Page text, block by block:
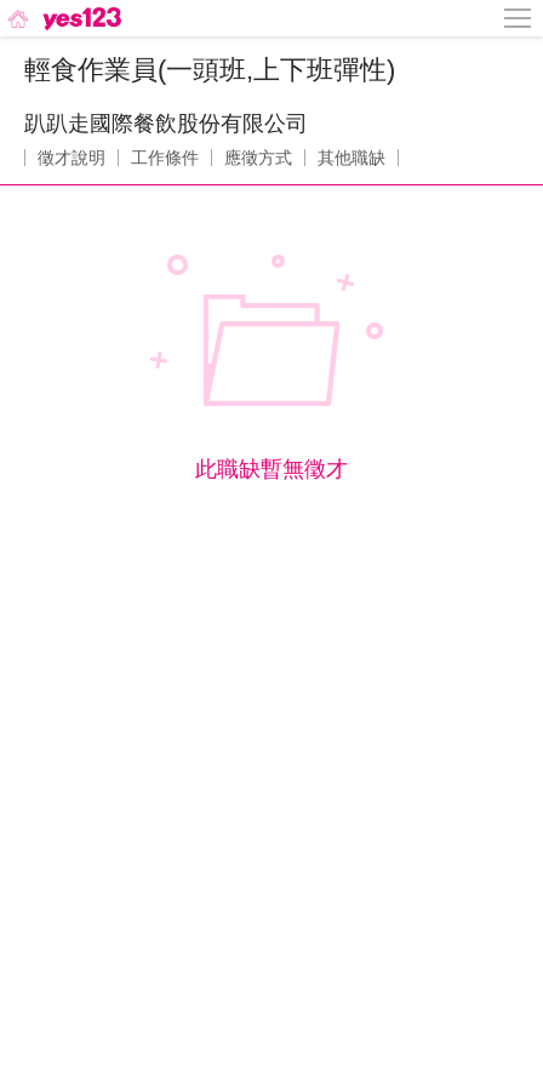
輕食作業員(一頭班,上下班彈性)
趴趴走國際餐飲股份有限公司
徵才說明 工作條件 應徵方式 其他職缺
此職缺暫無徵才